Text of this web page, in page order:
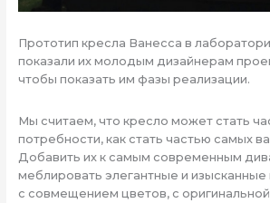
Прототип кресла Ванесса в
показали их молодым дизайнерам
чтобы показать им фазы реализации.
Мы считаем, что кресло может стать
потребности, как стать частью самых
Добавить их к самым современным
меблировать элегантные и
с совмещением цветов, с оригинальной